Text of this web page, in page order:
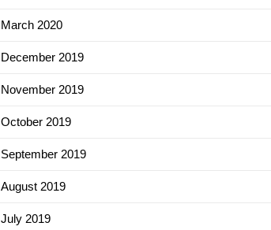
March 2020
December 2019
November 2019
October 2019
September 2019
August 2019
July 2019